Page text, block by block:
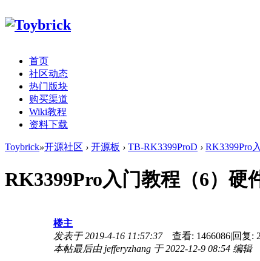
首页
社区动态
热门版块
购买渠道
Wiki教程
资料下载
Toybrick»开源社区 › 开源板 › TB-RK3399ProD › RK3399Pro
RK3399Pro入门教程（6）硬
楼主
发表于 2019-4-16 11:57:37
查看: 1466086|回复:
本帖最后由 jefferyzhang 于 2022-12-9 08:54 编辑